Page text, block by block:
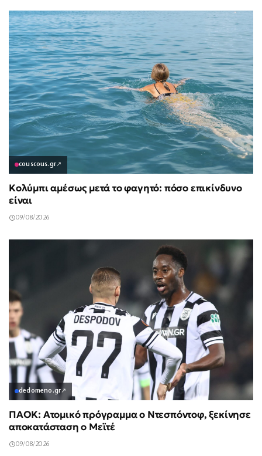
couscous.gr↗
Κολύμπι αμέσως μετά το φαγητό: πόσο επικίνδυνο
είναι
09/08/2026
dedomeno.gr↗
ΠΑΟΚ: Ατομικό πρόγραμμα ο Ντεσπόντοφ, ξεκίνησε
αποκατάσταση ο Μεϊτέ
09/08/2026